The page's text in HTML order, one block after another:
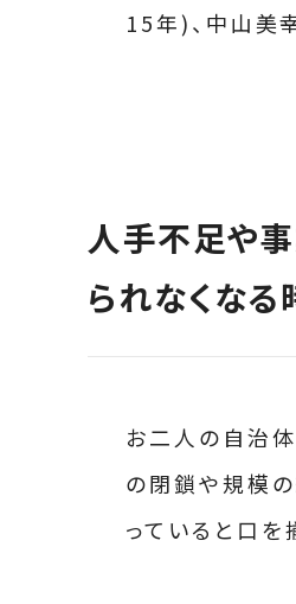
15年)、中山美
人手不足や
られなくなる
お二人の自治
の閉鎖や規模
っていると口を